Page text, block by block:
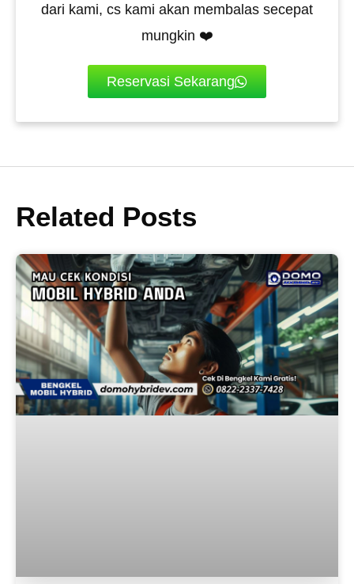
dari kami, cs kami akan membalas secepat
mungkin ❤️
Reservasi Sekarang
Related Posts